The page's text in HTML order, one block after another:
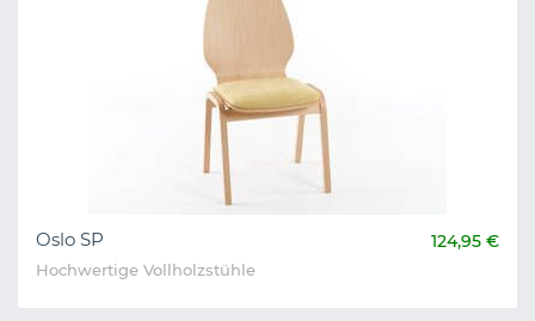
Oslo SP 124,95 €
Hochwertige Vollholzstühle